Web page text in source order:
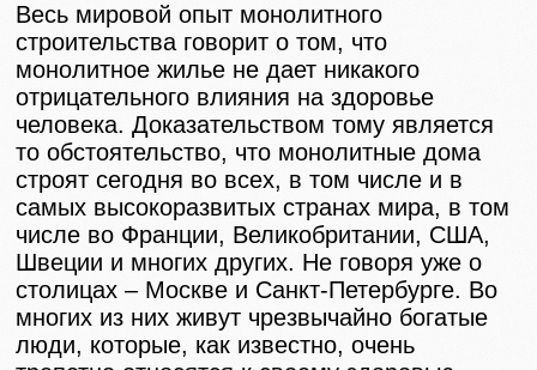
Весь мировой опыт монолитного
строительства говорит о том, что
монолитное жилье не дает никакого
отрицательного влияния на здоровье
человека. Доказательством тому является
то обстоятельство, что монолитные дома
строят сегодня во всех, в том числе и в
самых высокоразвитых странах мира, в том
числе во Франции, Великобритании, США,
Швеции и многих других. Не говоря уже о
столицах – Москве и Санкт-Петербурге. Во
многих из них живут чрезвычайно богатые
люди, которые, как известно, очень